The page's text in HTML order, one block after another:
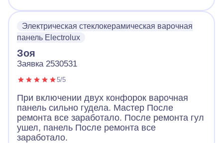
Электрическая стеклокерамическая варочная
панель Electrolux
Зоя
Заявка 2530531
5/5
При включении двух конфорок варочная
панель сильно гудела. Мастер После
ремонта все заработало. После ремонта гул
ушел, панель После ремонта все
заработало.